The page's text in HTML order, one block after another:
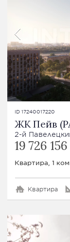
ID 17240017220
ЖК Пейв
2-й
19 726
Квартира, 1
Квартира